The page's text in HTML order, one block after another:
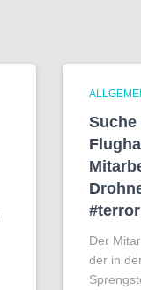
Suche
#terror
Der
der in